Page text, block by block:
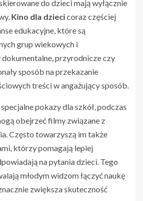
do dzieci mają wyłącznie
Kino dla dziecicoraz częściej
edukacyjne, które są
grup wiekowych i
przyrodnicze czy
sposób na przekazanie
treści w angażujący sposób.
pokazy dla szkół, podczas
obejrzeć filmy związane z
Często towarzyszą im także
którzy pomagają lepiej
na pytania dzieci. Tego
młodym widzom łączyć naukę
zwiększa skuteczność